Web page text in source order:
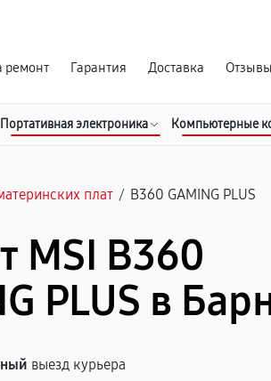
ремонт Гарантия Доставка Отзывы
Портативная электроника Компьютерные
плат / B360 GAMING PLUS
MSI B360
PLUS в
выезд курьера